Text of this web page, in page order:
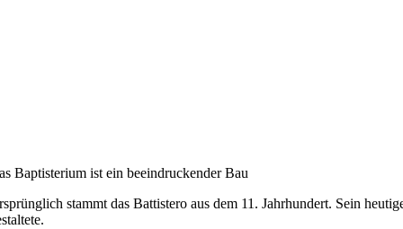
Baptisterium ist ein beeindruckender Bau
stammt das Battistero aus dem 11. Jahrhundert. Sein